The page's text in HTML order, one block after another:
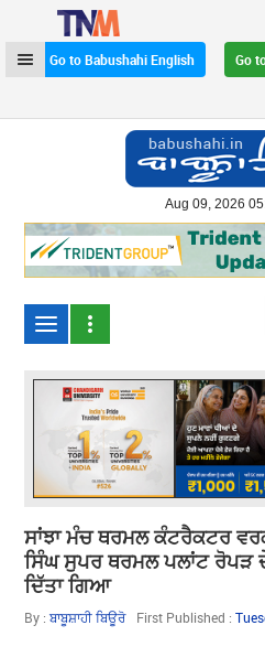
Go to Babushahi English
Go
Aug 09, 2026
ਸਾਂਝਾ ਮੰਚ ਥਰਮਲ ਕੰਟਰੈਕਟਰ
ਸਿੰਘ ਸੁਪਰ ਥਰਮਲ ਪਲਾਂਟ ਰੋਪੜ
ਦਿੱਤਾ ਗਿਆ
By :ਬਾਬੂਸ਼ਾਹੀ ਬਿਊਰੋ First Published :